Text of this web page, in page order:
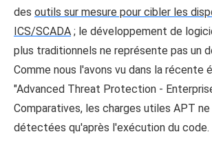
des outils sur mesure pour cibler les
ICS/SCADA ; le développement de
plus traditionnels ne représente pas un
Comme nous l'avons vu dans la récente
"Advanced Threat Protection -
Comparatives, les charges utiles APT
détectées qu'après l'exécution du code.